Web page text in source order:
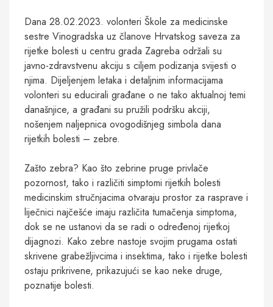
Dana 28.02.2023. volonteri Škole za medicinske
sestre Vinogradska uz članove Hrvatskog saveza za
rijetke bolesti u centru grada Zagreba održali su
javno-zdravstvenu akciju s ciljem podizanja svijesti o
njima. Dijeljenjem letaka i detaljnim informacijama
volonteri su educirali građane o ne tako aktualnoj temi
današnjice, a građani su pružili podršku akciji,
nošenjem naljepnica ovogodišnjeg simbola dana
rijetkih bolesti – zebre.
Zašto zebra? Kao što zebrine pruge privlače
pozornost, tako i različiti simptomi rijetkih bolesti
medicinskim stručnjacima otvaraju prostor za rasprave i
liječnici najčešće imaju različita tumačenja simptoma,
dok se ne ustanovi da se radi o određenoj rijetkoj
dijagnozi. Kako zebre nastoje svojim prugama ostati
skrivene grabežljivcima i insektima, tako i rijetke bolesti
ostaju prikrivene, prikazujući se kao neke druge,
poznatije bolesti.